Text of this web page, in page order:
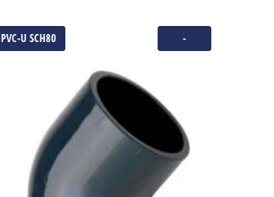
PVC-U SCH80 -